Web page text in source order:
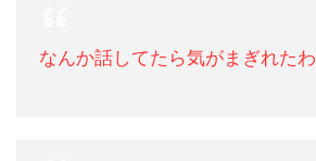
なんか話してたら気がまぎれたわ